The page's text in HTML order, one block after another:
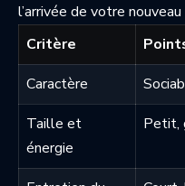
l’arrivée de votre
Critère
Caractère
Taille et
énergie
Petit,